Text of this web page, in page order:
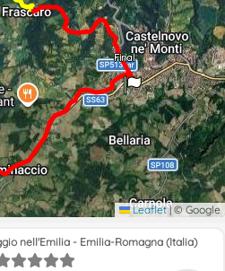
Inici
Final
Leaflet |© Google
nell'Emilia - Emilia-Romagna (Italia)